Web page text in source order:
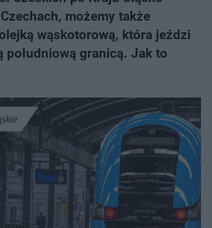
możemy także
wąskotorową, która jeździ
południową granicą. Jak to